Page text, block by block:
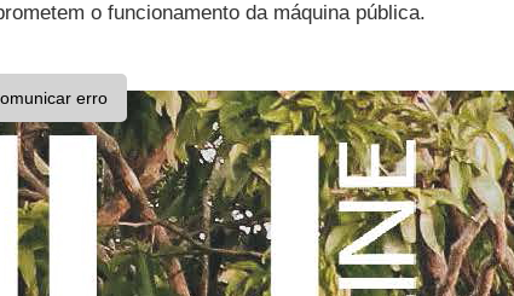
o funcionamento da máquina pública.
erro